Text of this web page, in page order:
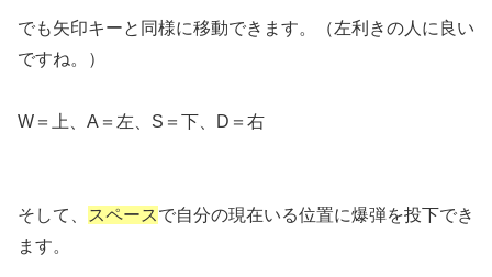
でも矢印キーと同様に移動できます。（左利きの人に良い
ですね。）
W＝上、A＝左、S＝下、D＝右
そして、 スペースで自分の現在いる位置に爆弾を投下でき
ます。